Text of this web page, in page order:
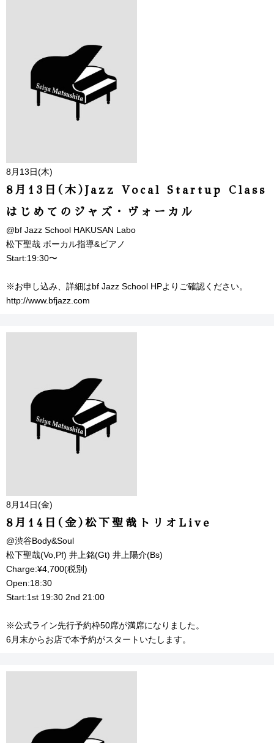
8月13日(木)
8月13日(木)Jazz Vocal Startup Class
はじめてのジャズ・ヴォーカル
@bf Jazz School HAKUSAN Labo
松下聖哉 ボーカル指導&ピアノ
Start:19:30〜
※お申し込み、詳細はbf Jazz School HPよりご確認ください。
http://www.bfjazz.com
8月14日(金)
8月14日(金)松下聖哉トリオLive
@渋谷Body&Soul
松下聖哉(Vo,Pf) 井上銘(Gt) 井上陽介(Bs)
Charge:¥4,700(税別)
Open:18:30
Start:1st 19:30 2nd 21:00
※公式ライン先行予約枠50席が満席になりました。
6月末からお店で本予約がスタートいたします。